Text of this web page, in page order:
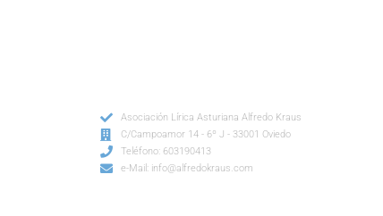
Asociación Lírica Asturiana Alfredo Kraus
C/Campoamor 14 - 6º J - 33001 Oviedo
Teléfono: 603190413
e-Mail: info@alfredokraus.com